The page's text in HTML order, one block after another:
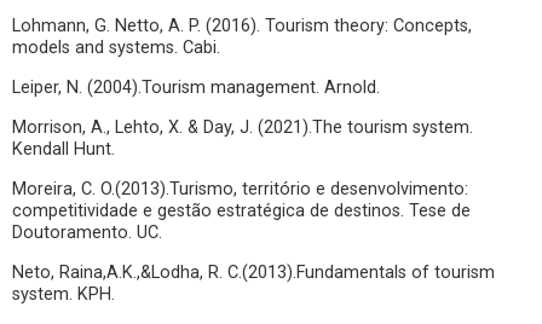
Lohmann, G. Netto, A. P. (2016). Tourism theory: Concepts,
models and systems. Cabi.
Leiper, N. (2004).Tourism management. Arnold.
Morrison, A., Lehto, X. & Day, J. (2021).The tourism system.
Kendall Hunt.
Moreira, C. O.(2013).Turismo, território e desenvolvimento:
competitividade e gestão estratégica de destinos. Tese de
Doutoramento. UC.
Neto, Raina,A.K.,&Lodha, R. C.(2013).Fundamentals of tourism
system. KPH.